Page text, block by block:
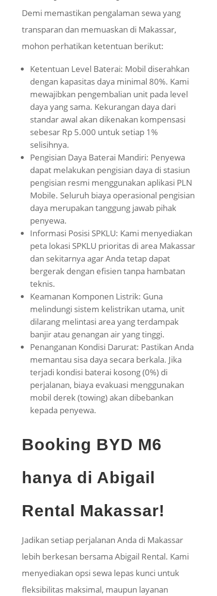
Demi memastikan pengalaman sewa yang
transparan dan memuaskan di Makassar,
mohon perhatikan ketentuan berikut:
Ketentuan Level Baterai: Mobil diserahkan
dengan kapasitas daya minimal 80%. Kami
mewajibkan pengembalian unit pada level
daya yang sama. Kekurangan daya dari
standar awal akan dikenakan kompensasi
sebesar Rp 5.000 untuk setiap 1%
selisihnya.
Pengisian Daya Baterai Mandiri: Penyewa
dapat melakukan pengisian daya di stasiun
pengisian resmi menggunakan aplikasi PLN
Mobile. Seluruh biaya operasional pengisian
daya merupakan tanggung jawab pihak
penyewa.
Informasi Posisi SPKLU: Kami menyediakan
peta lokasi SPKLU prioritas di area Makassar
dan sekitarnya agar Anda tetap dapat
bergerak dengan efisien tanpa hambatan
teknis.
Keamanan Komponen Listrik: Guna
melindungi sistem kelistrikan utama, unit
dilarang melintasi area yang terdampak
banjir atau genangan air yang tinggi.
Penanganan Kondisi Darurat: Pastikan Anda
memantau sisa daya secara berkala. Jika
terjadi kondisi baterai kosong (0%) di
perjalanan, biaya evakuasi menggunakan
mobil derek (towing) akan dibebankan
kepada penyewa.
Booking BYD M6
hanya di Abigail
Rental Makassar!
Jadikan setiap perjalanan Anda di Makassar
lebih berkesan bersama Abigail Rental. Kami
menyediakan opsi sewa lepas kunci untuk
fleksibilitas maksimal, maupun layanan